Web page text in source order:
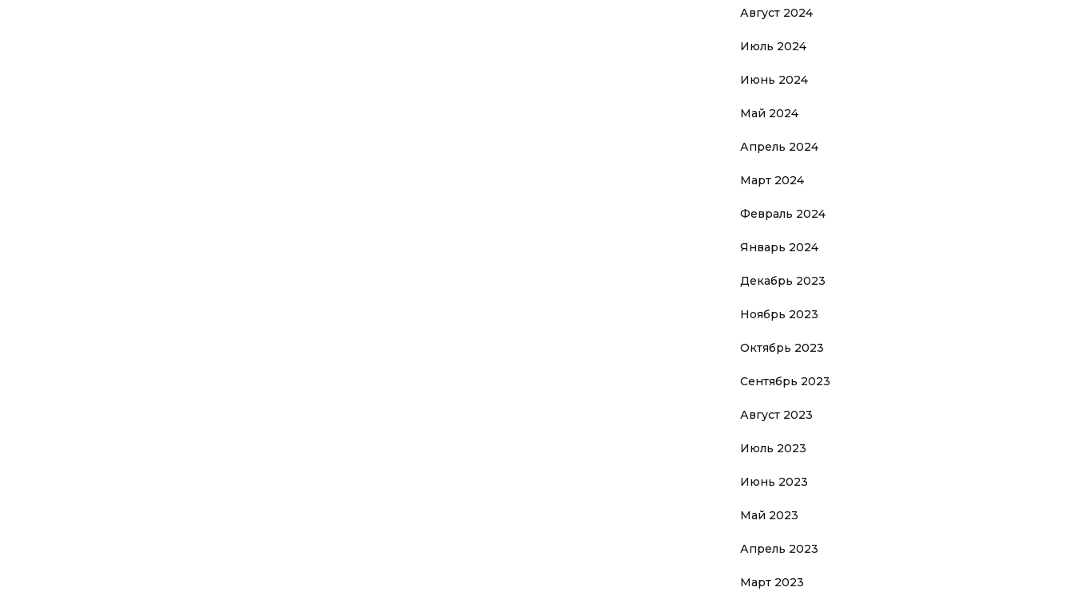
Август 2024
Июль 2024
Июнь 2024
Май 2024
Апрель 2024
Март 2024
Февраль 2024
Январь 2024
Декабрь 2023
Ноябрь 2023
Октябрь 2023
Сентябрь 2023
Август 2023
Июль 2023
Июнь 2023
Май 2023
Апрель 2023
Март 2023